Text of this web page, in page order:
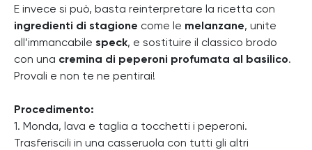
E invece si può, basta reinterpretare la ricetta con
ingredienti di stagione come le melanzane, unite
all’immancabile speck, e sostituire il classico brodo
con una cremina di peperoni profumata al basilico.
Provali e non te ne pentirai!
Procedimento:
1. Monda, lava e taglia a tocchetti i peperoni.
Trasferiscili in una casseruola con tutti gli altri